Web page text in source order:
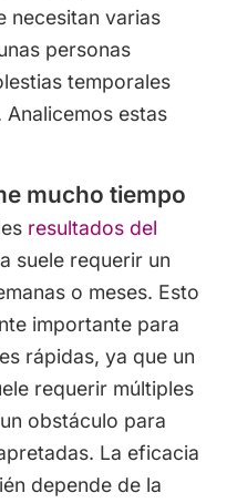
necesitan varias
personas
temporales
Analicemos estas
mucho tiempo
resultados del
suele requerir un
o meses. Esto
importante para
rápidas, ya que un
requerir múltiples
obstáculo para
La eficacia
depende de la